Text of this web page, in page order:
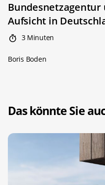
Aufsicht in
3 Minuten
Boris Boden
Das könnte Sie